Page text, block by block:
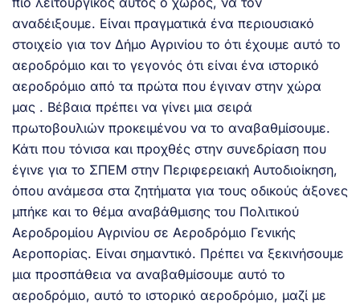
αναδέιξουμε. Είναι πραγματικά ένα περιουσιακό
στοιχείο για τον Δήμο Αγρινίου το ότι έχουμε αυτό το
αεροδρόμιο και το γεγονός ότι είναι ένα ιστορικό
αεροδρόμιο από τα πρώτα που έγιναν στην χώρα
μας . Βέβαια πρέπει να γίνει μια σειρά
πρωτοβουλιών προκειμένου να το αναβαθμίσουμε.
Κάτι που τόνισα και προχθές στην συνεδρίαση που
έγινε για το ΣΠΕΜ στην Περιφερειακή Αυτοδιοίκηση,
όπου ανάμεσα στα ζητήματα για τους οδικούς άξονες
μπήκε και το θέμα αναβάθμισης του Πολιτικού
Αεροδρομίου Αγρινίου σε Αεροδρόμιο Γενικής
Αεροπορίας. Είναι σημαντικό. Πρέπει να ξεκινήσουμε
μια προσπάθεια να αναβαθμίσουμε αυτό το
αεροδρόμιο, αυτό το ιστορικό αεροδρόμιο, μαζί με